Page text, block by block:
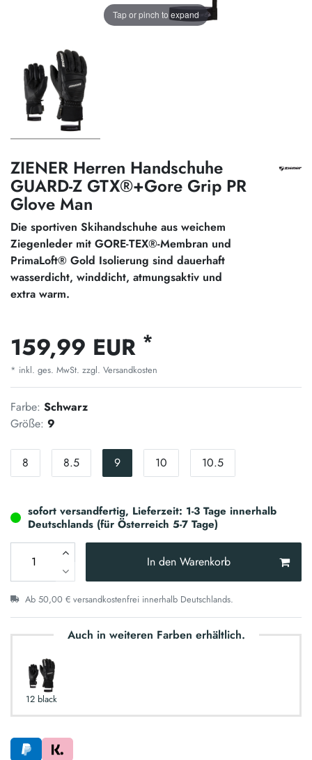
Tap or pinch to expand
ZIENER Herren Handschuhe
GUARD-Z GTX®+Gore Grip PR
Glove Man
Die sportiven Skihandschuhe aus weichem
Ziegenleder mit GORE-TEX®-Membran und
PrimaLoft® Gold Isolierung sind dauerhaft
wasserdicht, winddicht, atmungsaktiv und
extra warm.
159,99 EUR *
* inkl. ges. MwSt. zzgl. Versandkosten
Farbe: Schwarz
Größe: 9
8 8.5 9 10 10.5
sofort versandfertig, Lieferzeit: 1-3 Tage innerhalb
Deutschlands (für Österreich 5-7 Tage)
In den Warenkorb
Ab 50,00 € versandkostenfrei innerhalb Deutschlands.
Auch in weiteren Farben erhältlich.
12 black